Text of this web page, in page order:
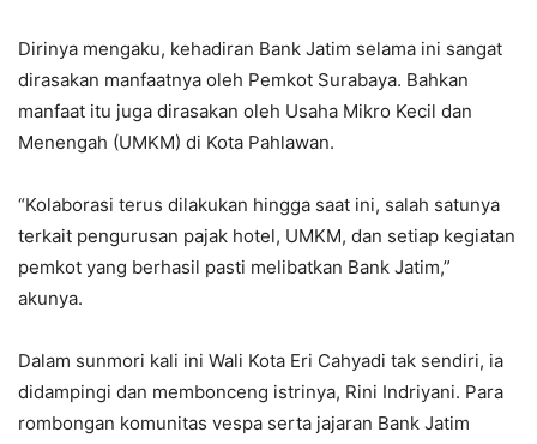
Dirinya mengaku, kehadiran Bank Jatim selama ini sangat
dirasakan manfaatnya oleh Pemkot Surabaya. Bahkan
manfaat itu juga dirasakan oleh Usaha Mikro Kecil dan
Menengah (UMKM) di Kota Pahlawan.
“Kolaborasi terus dilakukan hingga saat ini, salah satunya
terkait pengurusan pajak hotel, UMKM, dan setiap kegiatan
pemkot yang berhasil pasti melibatkan Bank Jatim,”
akunya.
Dalam sunmori kali ini Wali Kota Eri Cahyadi tak sendiri, ia
didampingi dan membonceng istrinya, Rini Indriyani. Para
rombongan komunitas vespa serta jajaran Bank Jatim